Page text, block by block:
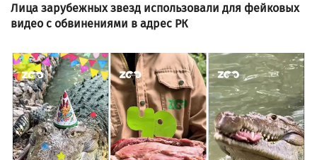
Лица зарубежных звезд использовали для фейковых
видео с обвинениями в адрес РК